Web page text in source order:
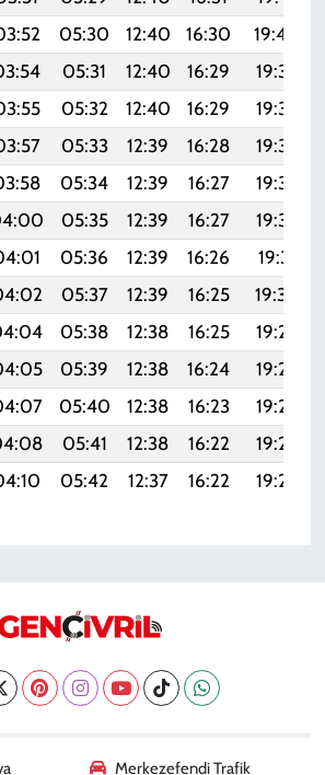
05:30 12:40 16:30
19:40
05:31 12:40 16:29 19:38
05:32 12:40 16:29 19:37
05:33 12:39 16:28 19:35
05:34 12:39 16:27 19:34
05:35 12:39 16:27 19:33
05:36 12:39 16:26 19:31
05:37 12:39 16:25 19:30
05:38 12:38 16:25 19:28
05:39 12:38 16:24 19:27
05:40 12:38 16:23 19:25
05:41 12:38 16:22 19:24
05:42 12:37 16:22 19:22
Merkezefendi Trafik